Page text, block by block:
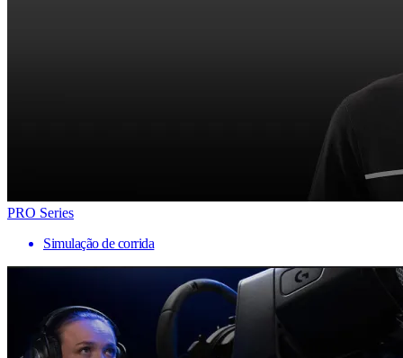
PRO Series
Simulação de corrida